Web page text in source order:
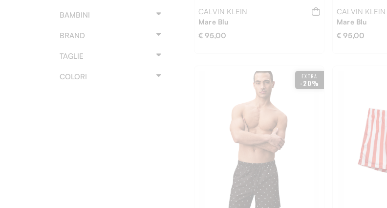
BAMBINI
BRAND
TAGLIE
COLORI
XL
CALVIN KLEIN
Mare Blu
€ 95,00
XL
CALVIN KLEIN
Mare Blu
€ 95,00
EXTRA
-20%